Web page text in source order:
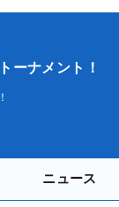
ーナメント！
ニュース